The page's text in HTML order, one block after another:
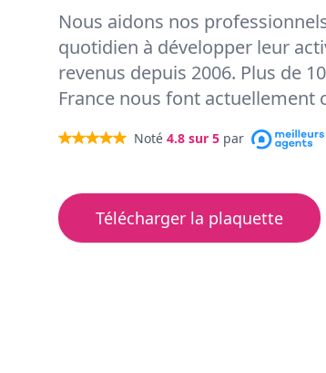
Nous aidons nos
quotidien à développer leur
revenus depuis 2006. Plus de
France nous font actuellement
Noté 4.8 sur 5 par
Télécharger la plaquette